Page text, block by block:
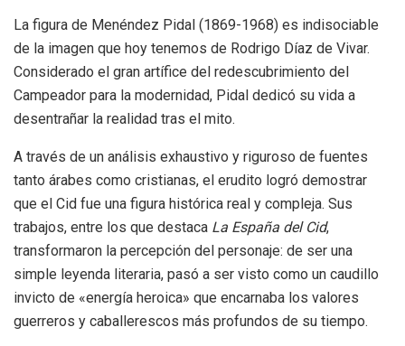
La figura de Menéndez Pidal (1869-1968) es indisociable
de la imagen que hoy tenemos de Rodrigo Díaz de Vivar.
Considerado el gran artífice del redescubrimiento del
Campeador para la modernidad, Pidal dedicó su vida a
desentrañar la realidad tras el mito.
A través de un análisis exhaustivo y riguroso de fuentes
tanto árabes como cristianas, el erudito logró demostrar
que el Cid fue una figura histórica real y compleja. Sus
trabajos, entre los que destaca La España del Cid,
transformaron la percepción del personaje: de ser una
simple leyenda literaria, pasó a ser visto como un caudillo
invicto de «energía heroica» que encarnaba los valores
guerreros y caballerescos más profundos de su tiempo.